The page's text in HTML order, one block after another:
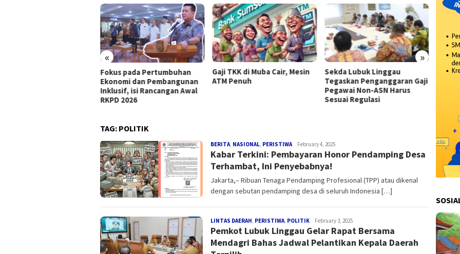
« »
Fokus pada Pertumbuhan
Ekonomi dan Pembangunan
Inklusif, isi Rancangan Awal
RKPD 2026
Gaji TKK di Muba Cair, Mesin
ATM Penuh
Sekda Lubuk Linggau
Tegaskan Penganggaran Gaji
Pegawai Non-ASN Harus
Sesuai Regulasi
TAG: POLITIK
BERITA, NASIONAL, PERISTIWARedaksi
February 4, 2025
Kabar Terkini: Pembayaran Honor Pendamping Desa
Terhambat, Ini Penyebabnya!
Jakarta,– Ribuan Tenaga Pendamping Profesional (TPP) atau dikenal
dengan sebutan pendamping desa di seluruh Indonesia […]
LINTAS DAERAH, PERISTIWA, POLITIK Redaksi
February 3, 2025
Pemkot Lubuk Linggau Gelar Rapat Bersama
Mendagri Bahas Jadwal Pelantikan Kepala Daerah